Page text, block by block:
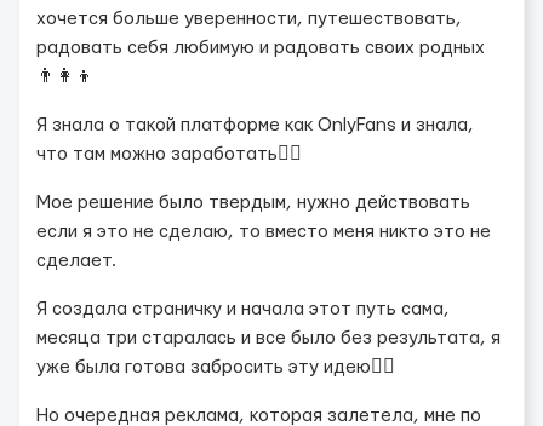
хочется больше уверенности, путешествовать,
радовать себя любимую и радовать своих родных
👨‍👩‍👦
Я знала о такой платформе как OnlyFans и знала,
что там можно заработать💆‍♀️
Мое решение было твердым, нужно действовать
если я это не сделаю, то вместо меня никто это не
сделает.
Я создала страничку и начала этот путь сама,
месяца три старалась и все было без результата, я
уже была готова забросить эту идею😮‍💨
Но очередная реклама, которая залетела, мне по